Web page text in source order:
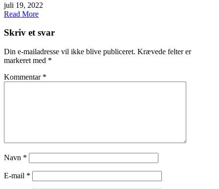
juli 19, 2022
Read More
Skriv et svar
Din e-mailadresse vil ikke blive publiceret. Krævede felter er
markeret med *
Kommentar *
Navn *
E-mail *